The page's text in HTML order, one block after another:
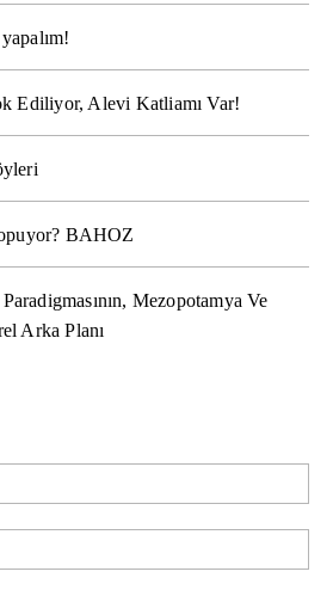
Ediliyor, Alevi Katliamı Var!
BAHOZ
Mezopotamya Ve
Arka Planı